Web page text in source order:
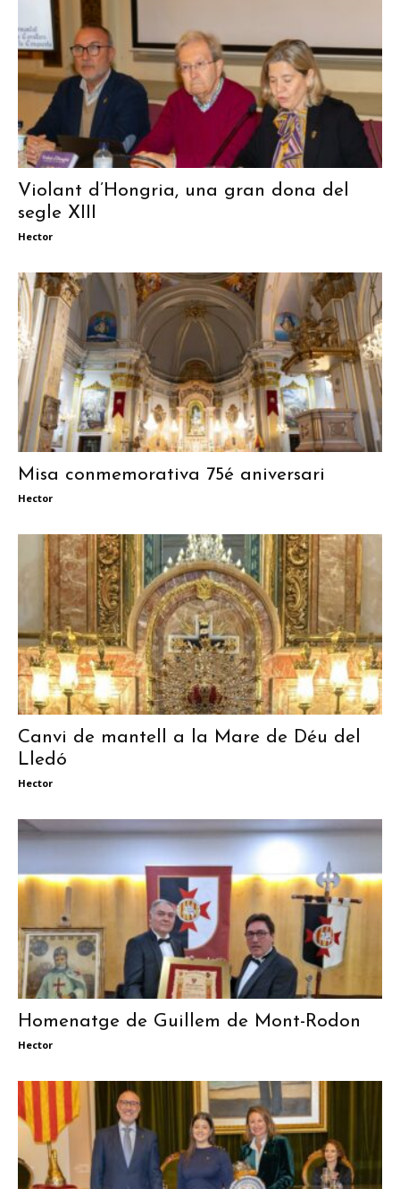
Violant d’Hongria, una gran dona del
segle XIII
Hector
Misa conmemorativa 75é aniversari
Hector
Canvi de mantell a la Mare de Déu del
Lledó
Hector
Homenatge de Guillem de Mont-Rodon
Hector